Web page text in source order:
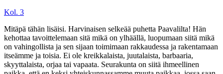
Kol. 3
Mitäpä tähän lisäisi. Harvinaisen selkeää puhetta Paavalilta! Hän
kehottaa tavoittelemaan sitä mikä on ylhäällä, luopumaan siitä mikä
on vahingollista ja sen sijaan toimimaan rakkaudessa ja rakentamaan
itseämme ja toisia. Ei ole kreikkalaista, juutalaista, barbaaria,
skyyttalaista, orjaa tai vapaata. Seurakunta on siitä ihmeellinen